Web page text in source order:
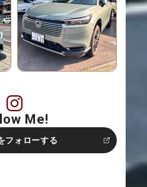
Me!
フォローする